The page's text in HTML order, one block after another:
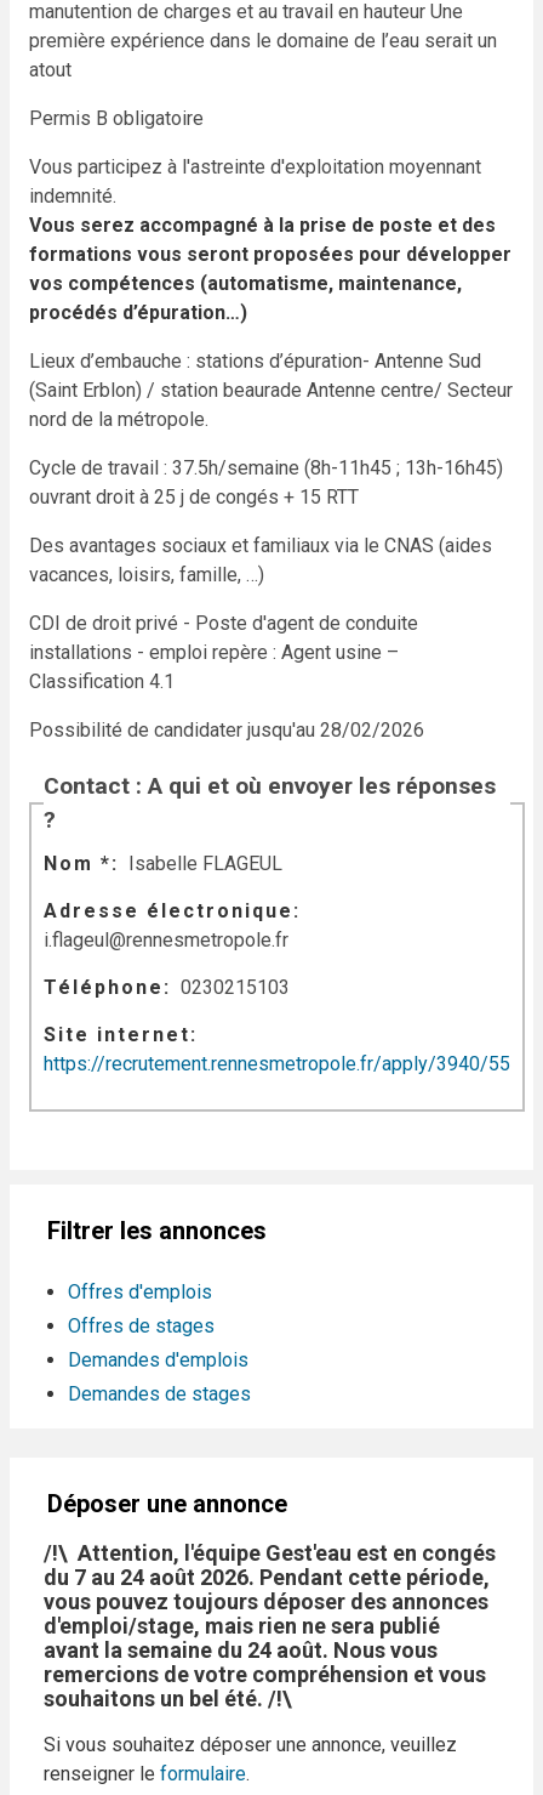
manutention de charges et au travail en hauteur Une
première expérience dans le domaine de l’eau serait un
atout
Permis B obligatoire
Vous participez à l'astreinte d'exploitation moyennant
indemnité.
Vous serez accompagné à la prise de poste et des
formations vous seront proposées pour développer
vos compétences (automatisme, maintenance,
procédés d’épuration…)
Lieux d’embauche : stations d’épuration- Antenne Sud
(Saint Erblon) / station beaurade Antenne centre/ Secteur
nord de la métropole.
Cycle de travail : 37.5h/semaine (8h-11h45 ; 13h-16h45)
ouvrant droit à 25 j de congés + 15 RTT
Des avantages sociaux et familiaux via le CNAS (aides
vacances, loisirs, famille, …)
CDI de droit privé - Poste d'agent de conduite
installations - emploi repère : Agent usine –
Classification 4.1
Possibilité de candidater jusqu'au 28/02/2026
Contact : A qui et où envoyer les réponses
?
Nom * Isabelle FLAGEUL
Adresse électronique
i.flageul@rennesmetropole.fr
Téléphone 0230215103
Site internet
https://recrutement.rennesmetropole.fr/apply/3940/55
Filtrer les annonces
Offres d'emplois
Offres de stages
Demandes d'emplois
Demandes de stages
Déposer une annonce
/!\ Attention, l'équipe Gest'eau est en congés
du 7 au 24 août 2026. Pendant cette période,
vous pouvez toujours déposer des annonces
d'emploi/stage, mais rien ne sera publié
avant la semaine du 24 août. Nous vous
remercions de votre compréhension et vous
souhaitons un bel été. /!\
Si vous souhaitez déposer une annonce, veuillez
renseigner le formulaire.